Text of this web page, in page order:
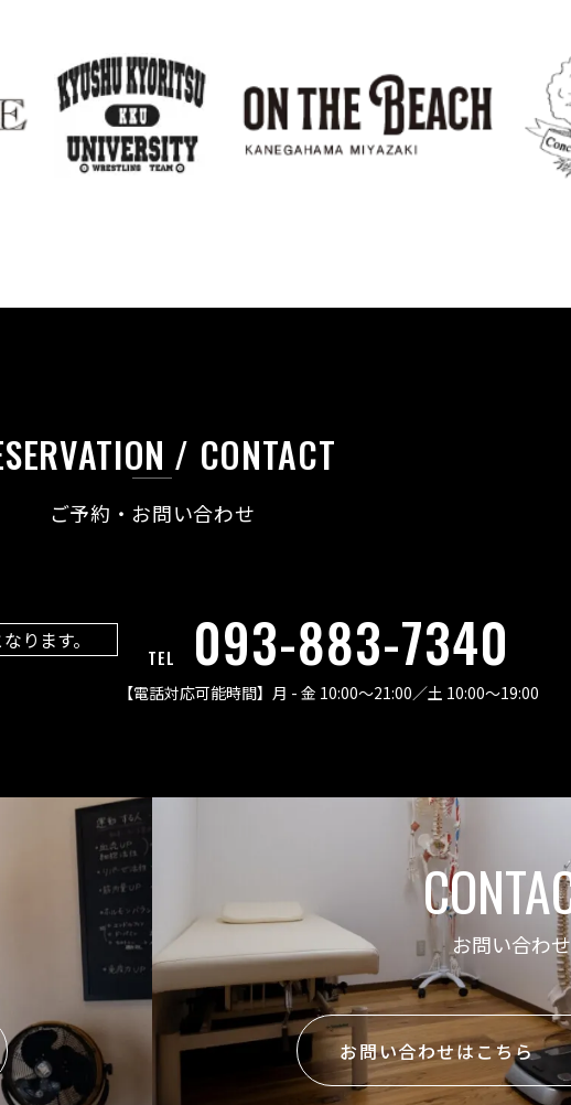
/ CONTACT
ご予約・お問い合わせ
ります。
TEL 093-883-7340
【電話対応可能時間】 月 - 金 10:00〜21:00／土 10:00〜19:00
お問い合わせ
お問い合わせはこちら